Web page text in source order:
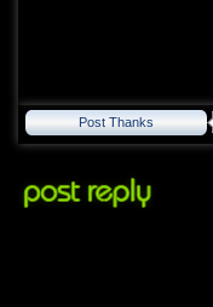
Post Thanks